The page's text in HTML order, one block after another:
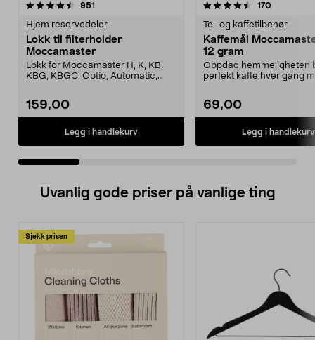
951
Hjem reservedeler
Lokk til filterholder
Moccamaster
Lokk for Moccamaster H, K, KB,
KBG, KBGC, Optio, Automatic,
159,00
Legg i handlekurv
4.5 av 5 stjerner 170
Te- og kaffetilbehør
Kaffemål
12 gram
Oppdag hemmeligheten
perfekt kaffe hver gang
69,00
Legg i handlekurv
3.5 av 5 stjerner
Uvanlig gode priser på vanlige ting
Sjekk prisen